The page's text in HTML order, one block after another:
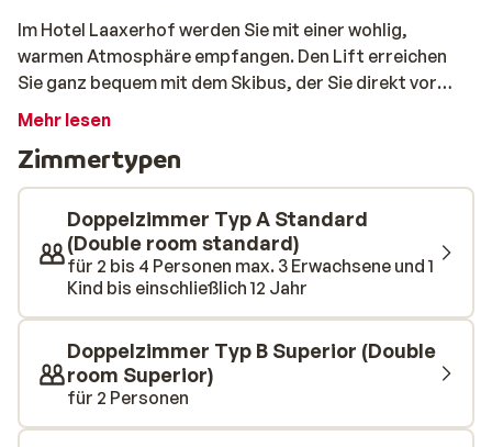
Im Hotel Laaxerhof werden Sie mit einer wohlig,
warmen Atmosphäre empfangen. Den Lift erreichen
Sie ganz bequem mit dem Skibus, der Sie direkt vor
dem Hotel abholt. Eingerichtet wurde das Hotel in
modernem Einfluss. Am Morgen wartet ein leckeres
Frühstück auf Sie, da fängt der Tag gleich gut an. Der
Skibus bringt Sie im Handumdrehen zum Lift. Nach
einem aktiven Tag an der frischen Bergluft wartet auch
schon ein leckeres Abendessen auf Sie. Wer möchte,
kann im schönen Wellnessbereich noch etwas
entspannen. Sie können noch ein paar Bahnen
schwimmen, im Whirlpool die entspannen oder sich in
der Sauna wieder aufwärmen. Am nächsten Tag starten
Sie dann frisch und munter in einen weiteren
einzigartigen Skitag.
Mehr lesen
Zimmertypen
Doppelzimmer Typ A Standard
(Double room standard)
für 2 bis 4 Personen max. 3 Erwachsene und 1
Kind bis einschließlich 12 Jahr
Doppelzimmer Typ B Superior (Double
room Superior)
für 2 Personen